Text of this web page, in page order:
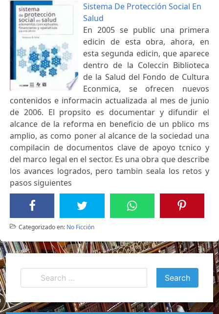
Sistema De Protección Social En
Salud
En 2005 se public una primera
edicin de esta obra, ahora, en
esta segunda edicin, que aparece
dentro de la Coleccin Biblioteca
de la Salud del Fondo de Cultura
Econmica, se ofrecen nuevos
contenidos e informacin actualizada al mes de junio
de 2006. El propsito es documentar y difundir el
alcance de la reforma en beneficio de un pblico ms
amplio, as como poner al alcance de la sociedad una
compilacin de documentos clave de apoyo tcnico y
del marco legal en el sector. Es una obra que describe
los avances logrados, pero tambin seala los retos y
pasos siguientes
Categorizado en: No Ficción